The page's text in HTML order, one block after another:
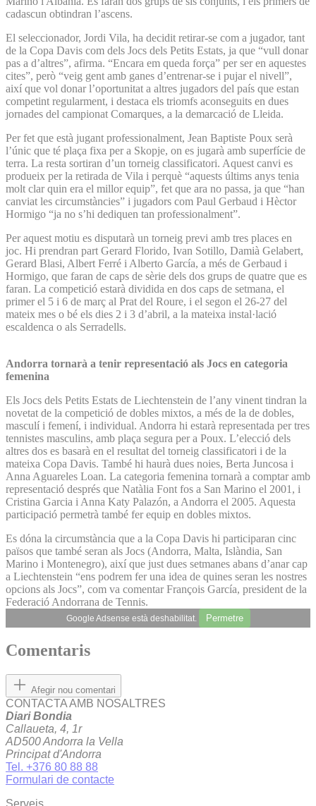
cadascun obtindran l’ascens.
El seleccionador, Jordi Vila, ha decidit retirar-se com a jugador, tant
de la Copa Davis com dels Jocs dels Petits Estats, ja que “vull donar
pas a d’altres”, afirma. “Encara em queda força” per ser en aquestes
cites”, però “veig gent amb ganes d’entrenar-se i pujar el nivell”,
així que vol donar l’oportunitat a altres jugadors del país que estan
competint regularment, i destaca els triomfs aconseguits en dues
jornades del campionat Comarques, a la demarcació de Lleida.
Per fet que està jugant professionalment, Jean Baptiste Poux serà
l’únic que té plaça fixa per a Skopje, on es jugarà amb superfície de
terra. La resta sortiran d’un torneig classificatori. Aquest canvi es
produeix per la retirada de Vila i perquè “aquests últims anys tenia
molt clar quin era el millor equip”, fet que ara no passa, ja que “han
canviat les circumstàncies” i jugadors com Paul Gerbaud i Hèctor
Hormigo “ja no s’hi dediquen tan professionalment”.
Per aquest motiu es disputarà un torneig previ amb tres places en
joc. Hi prendran part Gerard Florido, Ivan Sotillo, Damià Gelabert,
Gerard Blasi, Albert Ferré i Alberto García, a més de Gerbaud i
Hormigo, que faran de caps de sèrie dels dos grups de quatre que es
faran. La competició estarà dividida en dos caps de setmana, el
primer el 5 i 6 de març al Prat del Roure, i el segon el 26-27 del
mateix mes o bé els dies 2 i 3 d’abril, a la mateixa instal·lació
escaldenca o als Serradells.
Andorra tornarà a tenir representació als Jocs en categoria
femenina
Els Jocs dels Petits Estats de Liechtenstein de l’any vinent tindran la
novetat de la competició de dobles mixtos, a més de la de dobles,
masculí i femení, i individual. Andorra hi estarà representada per tres
tennistes masculins, amb plaça segura per a Poux. L’elecció dels
altres dos es basarà en el resultat del torneig classificatori i de la
mateixa Copa Davis. També hi haurà dues noies, Berta Juncosa i
Anna Aguareles Loan. La categoria femenina tornarà a comptar amb
representació després que Natàlia Font fos a San Marino el 2001, i
Cristina Garcia i Anna Katy Palazón, a Andorra el 2005. Aquesta
participació permetrà també fer equip en dobles mixtos.
Es dóna la circumstància que a la Copa Davis hi participaran cinc
països que també seran als Jocs (Andorra, Malta, Islàndia, San
Marino i Montenegro), així que just dues setmanes abans d’anar cap
a Liechtenstein “ens podrem fer una idea de quines seran les nostres
opcions als Jocs”, com va comentar François García, president de la
Federació Andorrana de Tennis.
Google Adsense està deshabilitat. Permetre
Comentaris
Afegir nou comentari
CONTACTA AMB NOSALTRES
Diari Bondia
Callaueta, 4, 1r
AD500 Andorra la Vella
Principat d'Andorra
Tel. +376 80 88 88
Formulari de contacte